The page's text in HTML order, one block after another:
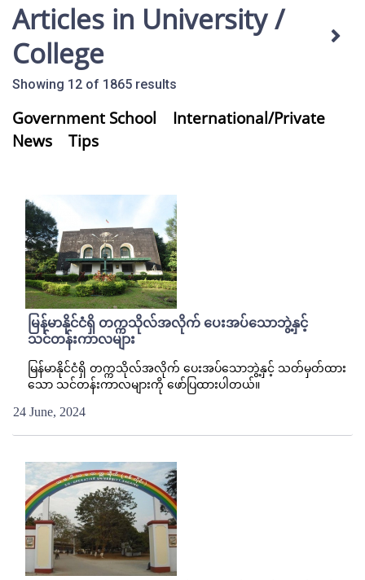
Articles in University /
College
Showing 12 of 1865 results
Government School
International/Private
News
Tips
မြန်မာနိုင်ငံရှိ တက္ကသိုလ်အလိုက် ပေးအပ်သောဘွဲ့နှင့်
သင်တန်းကာလများ
မြန်မာနိုင်ငံရှိ တက္ကသိုလ်အလိုက် ပေးအပ်သောဘွဲ့နှင့် သတ်မှတ်ထား
သော သင်တန်းကာလများကို ဖော်ပြထားပါတယ်။
24 June, 2024